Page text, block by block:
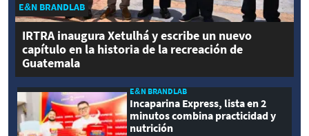
E&N BRANDLAB
IRTRA inaugura Xetulhá y escribe un nuevo
capítulo en la historia de la recreación de
Guatemala
E&N BRANDLAB
Incaparina Express, lista en 2
minutos combina practicidad y
nutrición